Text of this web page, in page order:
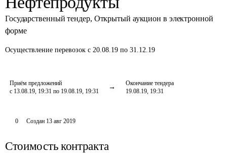
Государственный тендер, Открытый аукцион в электронной
форме
Осуществление перевозок с 20.08.19 по 31.12.19
Приём предложений
с 13.08.19, 19:31 по 19.08.19, 19:31
Окончание тендера
19.08.19, 19:31
0 Создан 13 авг 2019
Стоимость контракта